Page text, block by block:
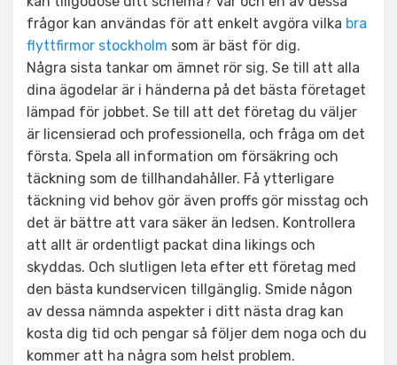
frågor kan användas för att enkelt avgöra vilka bra
flyttfirmor stockholm som är bäst för dig.
Några sista tankar om ämnet rör sig. Se till att alla
dina ägodelar är i händerna på det bästa företaget
lämpad för jobbet. Se till att det företag du väljer
är licensierad och professionella, och fråga om det
första. Spela all information om försäkring och
täckning som de tillhandahåller. Få ytterligare
täckning vid behov gör även proffs gör misstag och
det är bättre att vara säker än ledsen. Kontrollera
att allt är ordentligt packat dina likings och
skyddas. Och slutligen leta efter ett företag med
den bästa kundservicen tillgänglig. Smide någon
av dessa nämnda aspekter i ditt nästa drag kan
kosta dig tid och pengar så följer dem noga och du
kommer att ha några som helst problem.